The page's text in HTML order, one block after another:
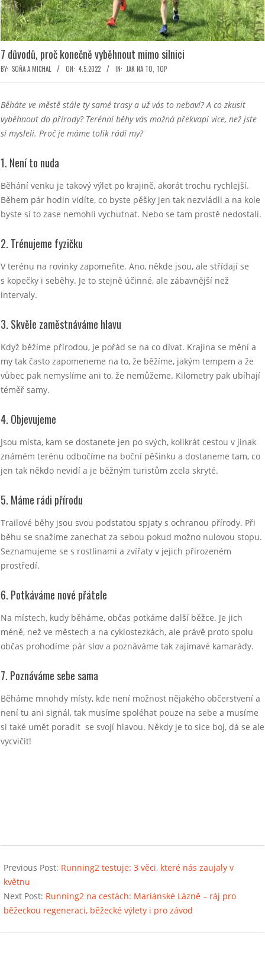
7 důvodů, proč konečně vyběhnout mimo silnici
BY: SOŇA A MICHAL ON: 4.5.2022 IN: JAK NA TO TOP
Běháte ve městě stále ty samé trasy a už vás to nebaví? A co zkusit
vyběhnout do přírody? Terénní běhy vás možná překvapí více, než jste
si mysleli. Proč je máme tolik rádi my?
1. Není to nuda
Běhání venku je takový výlet po krajině, akorát trochu rychlejší.
Během pár hodin vidíte, co byste pěšky jen tak nezvládli a na kole
byste si to zase nemohli vychutnat. Nebo se tam prostě nedostali.
2. Trénujeme fyzičku
V terénu na rovinky zapomeňte. Ano, někde jsou, ale střídají se
s kopečky i seběhy. Je to stejně účinné, ale zábavnější než
intervaly.
3. Skvěle zaměstnáváme hlavu
Když běžíme přírodou, je pořád se na co dívat. Krajina se mění a
my tak často zapomeneme na to, že běžíme, jakým tempem a že
vůbec pak nemyslíme ani to, že nemůžeme. Kilometry pak ubíhají
téměř samy.
4. Objevujeme
Jsou místa, kam se dostanete jen po svých, kolikrát cestou v jinak
známém terénu odbočíme na boční pěšinku a dostaneme tam, co
jen tak někdo nevidí a je běžným turistům zcela skryté.
5. Máme rádi přírodu
Trailové běhy jsou svou podstatou spjaty s ochranou přírody. Při
běhu se snažíme zanechat za sebou pokud možno nulovou stopu.
Seznamujeme se s rostlinami a zvířaty v jejich přirozeném
prostředí.
6. Potkáváme nové přátele
Na místech, kudy běháme, občas potkáme další běžce. Je jich
méně, než ve městech a na cyklostezkách, ale právě proto spolu
občas prohodíme pár slov a poznáváme tak zajímavé kamarády.
7. Poznáváme sebe sama
Běháme mnohdy místy, kde není možnost nějakého občerstvení a
není tu ani signál, tak musíme spoléhat pouze na sebe a musíme
si také umět poradit se svojí hlavou. Někdy je to sice boj, dá se ale
vycvičit!
05-
04
Previous Post: Running2 testuje: 3 věci, které nás zaujaly v
květnu
Next Post: Running2 na cestách: Mariánské Lázně – ráj pro
běžeckou regeneraci, běžecké výlety i pro závod